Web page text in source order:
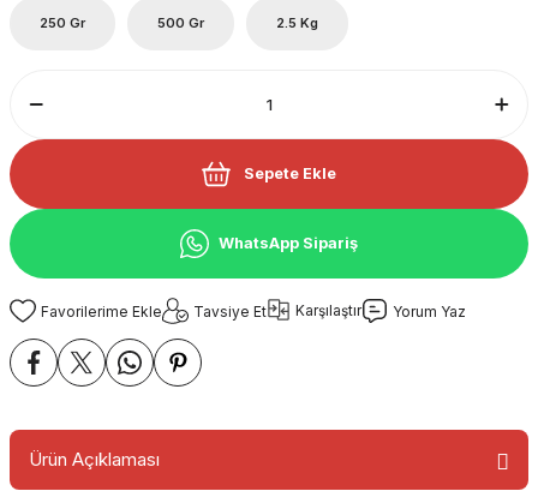
250 Gr 500 Gr 2.5 Kg
Sepete Ekle
WhatsApp Sipariş
Tavsiye Et Karşılaştır Yorum Yaz
Ürün Açıklaması